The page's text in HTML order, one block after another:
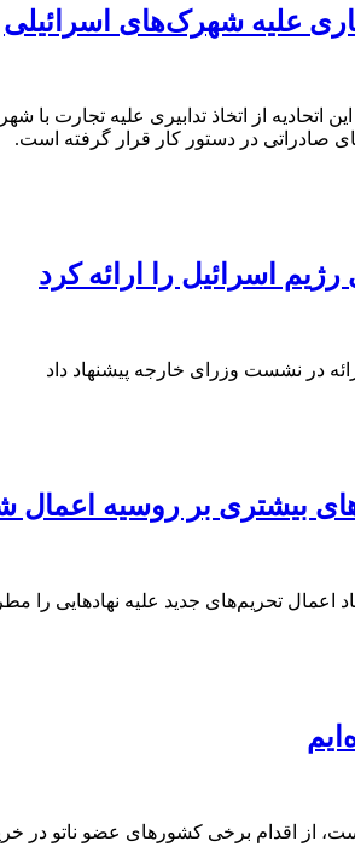
علیه شهرک‌های اسرائیلی
از اتخاذ تدابیری علیه تجارت با
صادراتی در دستور کار قرار گرفته است.
اسرائیل را ارائه کرد
در نشست وزرای خارجه پیشنهاد داد
بیشتری بر روسیه اعمال
تحریم‌های جدید علیه نهادهایی
است، از اقدام برخی کشورهای عضو ناتو در